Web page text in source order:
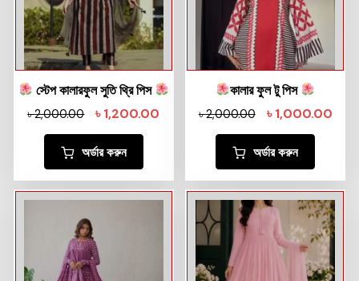
স্টেপ কালারফুল সুতি থ্রি পিস
৳2,000.00 ৳1,200.00
অর্ডার করুন
কালার ফুল টু পিস
৳2,000.00 ৳1,000.00
অর্ডার করুন